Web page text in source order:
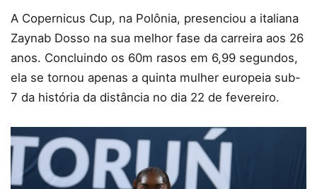
A Copernicus Cup, na Polônia, presenciou a italiana
Zaynab Dosso na sua melhor fase da carreira aos 26
anos. Concluindo os 60m rasos em 6,99 segundos,
ela se tornou apenas a quinta mulher europeia sub-
7 da história da distância no dia 22 de fevereiro.